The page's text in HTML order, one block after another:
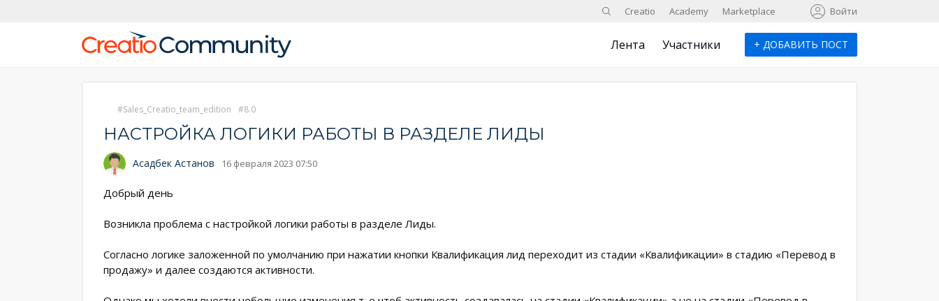
ПоискCreatio Academy Marketplace Войти
Лента Участники + ДОБАВИТЬ ПОСТ
Sales_Creatio_team_edition 8.0
НАСТРОЙКА ЛОГИКИ РАБОТЫ В РАЗДЕЛЕ ЛИДЫ
Асадбек Астанов 16 февраля 2023 07:50
Добрый день
Возникла проблема с настройкой логики работы в разделе Лиды.
Согласно логике заложенной по умолчанию при нажатии кнопки Квалификация лид переходит из стадии «Квалификации» в стадию «Перевод в
продажу» и далее создаются активности.